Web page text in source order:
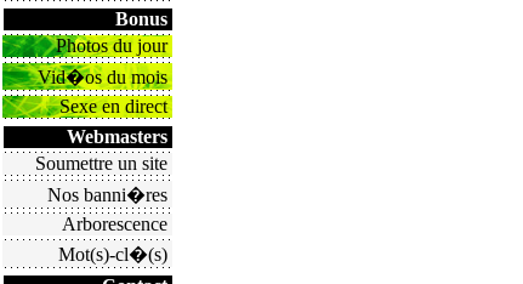
Bonus
Photos du jour
Vid�os du mois
Sexe en direct
Webmasters
Soumettre un site
Nos banni�res
Arborescence
Mot(s)-cl�(s)